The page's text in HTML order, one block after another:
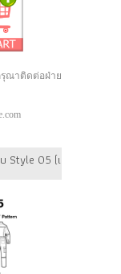
ณาติดต่อฝ่าย
05 (เอวจั๊ม)